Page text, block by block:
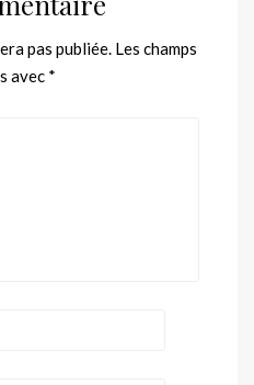
pas publiée. Les champs
avec *